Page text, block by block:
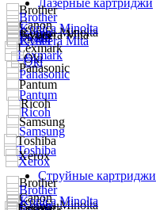
Лазерные картриджи
Струйные картриджи